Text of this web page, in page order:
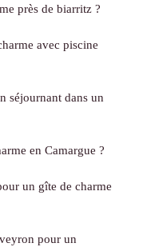
près de biarritz ?
avec piscine
séjournant dans un
en Camargue ?
un gîte de charme
pour un